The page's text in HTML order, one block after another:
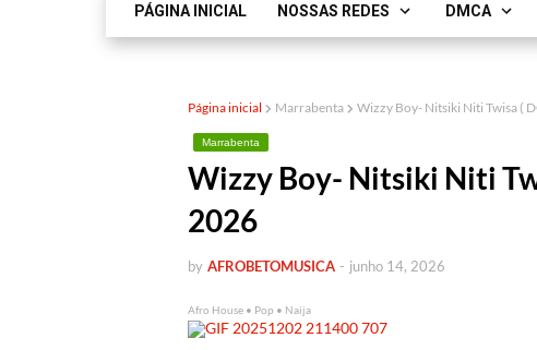
PÁGINA INICIAL NOSSAS REDES DMCA
Página inicial Marrabenta Wizzy Boy- Nitsiki Niti Twisa (
Marrabenta
Wizzy Boy- Nitsiki Niti
2026
by AFROBETOMUSICA - junho 14, 2026
Afro House • Pop • Naija